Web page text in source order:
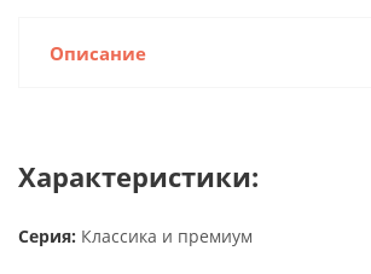
Описание
Характеристики:
Серия: Классика и премиум